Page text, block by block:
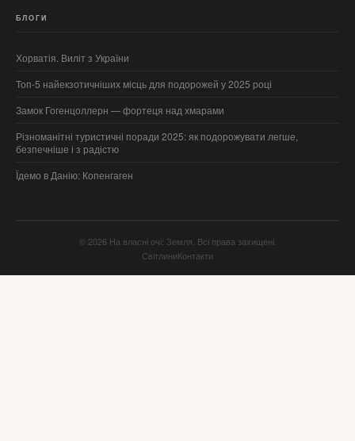
БЛОГИ
Хорватія. Виліт з України
Топ-5 найекзотичніших місць для подорожей у 2025 році
Замок Гогенцоллерн — фортеця над хмарами
Різноманітні туристичні поради 2025: як подорожувати легше,
безпечніше і з радістю
Їдемо в Данію: Копенгаген
© 2026 На власні очі: Земля. Всі права захищені.
СвітлиниКонтакти